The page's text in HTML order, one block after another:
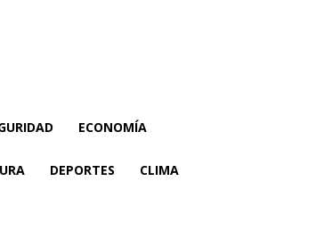
ECONOMÍA
DEPORTES CLIMA